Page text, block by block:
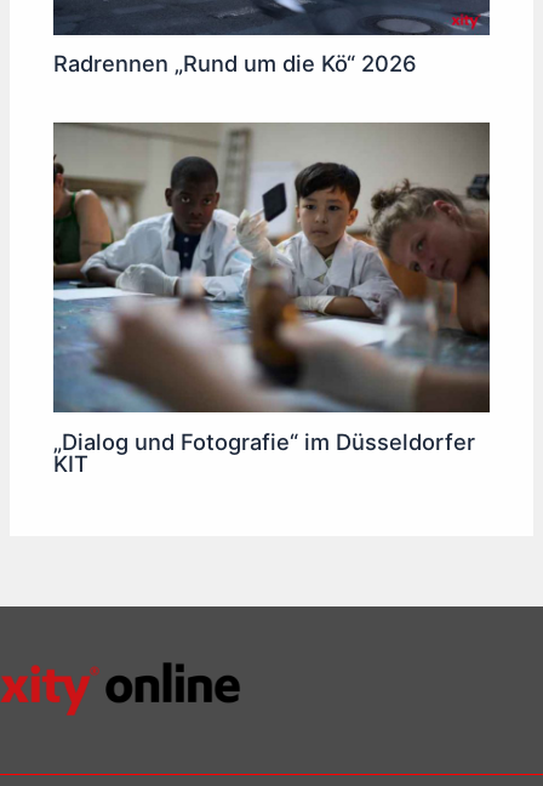
Radrennen „Rund um die Kö“ 2026
„Dialog und Fotografie“ im Düsseldorfer
KIT